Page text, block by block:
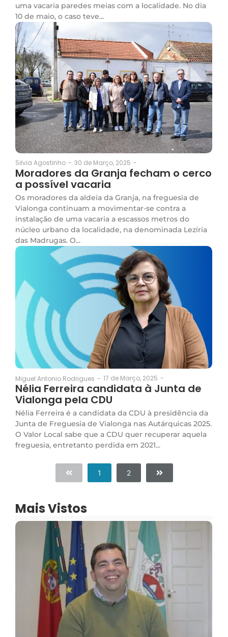
uma vacaria paredes meias com a localidade. No dia
10 de maio, o caso teve...
Silvia Agostinho - 30 de Março, 2025 -
Moradores da Granja fecham o cerco
a possível vacaria
Os moradores da aldeia da Granja, na freguesia de
Vialonga continuam a movimentar-se contra a
instalação de uma vacaria a escassos metros do
núcleo urbano da localidade, na denominada Lezíria
das Madrugas. O...
Miguel Antonio Rodrigues - 17 de Março, 2025 -
Nélia Ferreira candidata à Junta de
Vialonga pela CDU
Nélia Ferreira é a candidata da CDU à presidência da
Junta de Freguesia de Vialonga nas Autárquicas 2025.
O Valor Local sabe que a CDU quer recuperar aquela
freguesia, entretanto perdida em 2021...
1 2
Mais Vistos